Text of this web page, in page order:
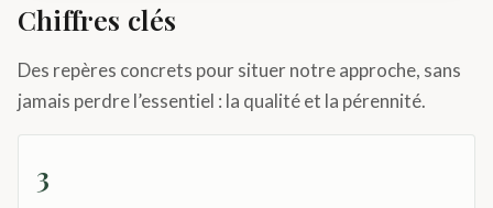
Chiffres clés
Des repères concrets pour situer notre approche, sans
jamais perdre l’essentiel : la qualité et la pérennité.
3